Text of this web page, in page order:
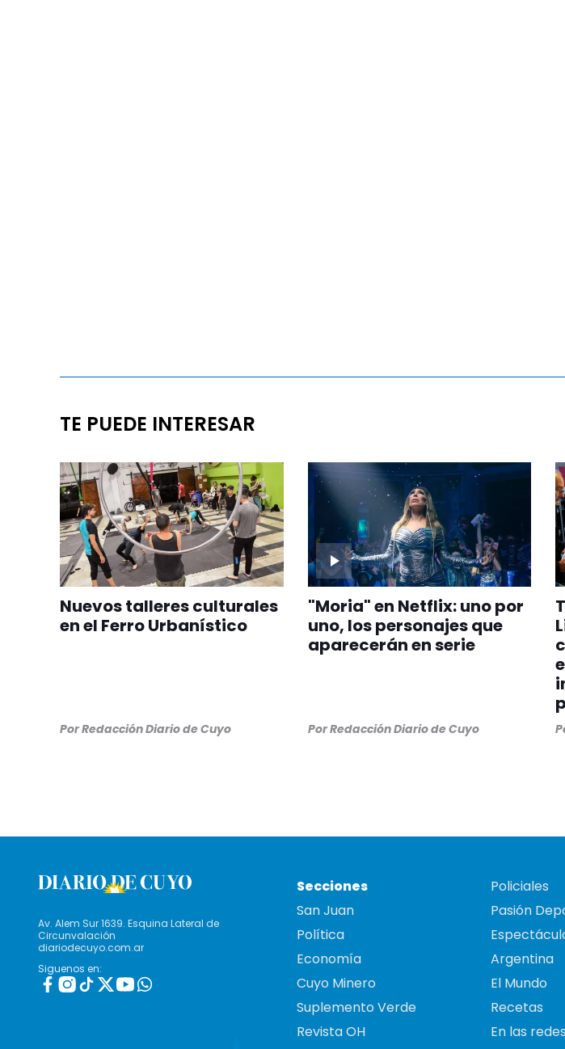
TE PUEDE INTERESAR
Nuevos talleres culturales
en el Ferro Urbanístico
PorRedacción Diario de Cuyo
"Moria" en Netflix: uno por
uno, los personajes que
aparecerán en serie
PorRedacción Diario de Cuyo
Av. Alem Sur 1639. Esquina Lateral de
Circunvalación
diariodecuyo.com.ar
Siguenos en:
Secciones
San Juan
Política
Economía
Cuyo Minero
Suplemento Verde
Revista OH
Policiales
Pasión
Argentina
El Mundo
Recetas
En las